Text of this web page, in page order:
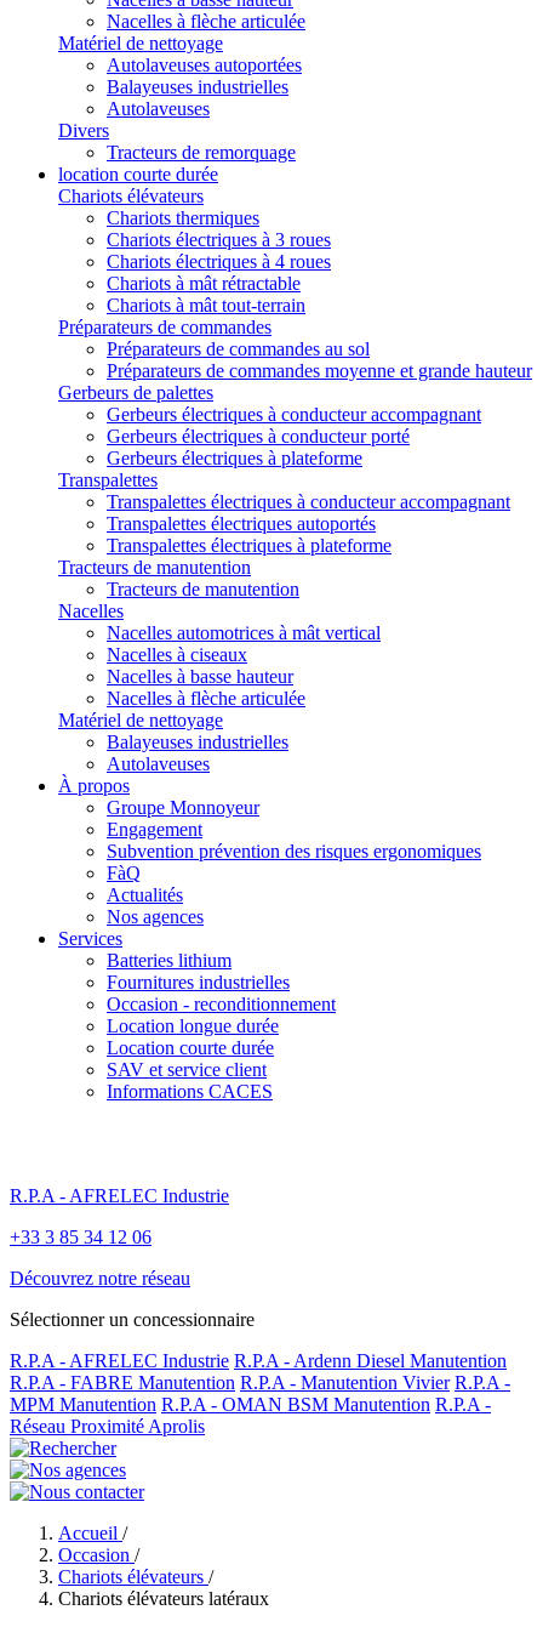
Nacelles à flèche articulée
Matériel de nettoyage
Autolaveuses autoportées
Balayeuses industrielles
Autolaveuses
Divers
Tracteurs de remorquage
location courte durée
Chariots élévateurs
Chariots thermiques
Chariots électriques à 3 roues
Chariots électriques à 4 roues
Chariots à mât rétractable
Chariots à mât tout-terrain
Préparateurs de commandes
Préparateurs de commandes au sol
Préparateurs de commandes moyenne et grande hauteur
Gerbeurs de palettes
Gerbeurs électriques à conducteur accompagnant
Gerbeurs électriques à conducteur porté
Gerbeurs électriques à plateforme
Transpalettes
Transpalettes électriques à conducteur accompagnant
Transpalettes électriques autoportés
Transpalettes électriques à plateforme
Tracteurs de manutention
Tracteurs de manutention
Nacelles
Nacelles automotrices à mât vertical
Nacelles à ciseaux
Nacelles à basse hauteur
Nacelles à flèche articulée
Matériel de nettoyage
Balayeuses industrielles
Autolaveuses
À propos
Groupe Monnoyeur
Engagement
Subvention prévention des risques ergonomiques
FàQ
Actualités
Nos agences
Services
Batteries lithium
Fournitures industrielles
Occasion - reconditionnement
Location longue durée
Location courte durée
SAV et service client
Informations CACES
R.P.A - AFRELEC Industrie
+33 3 85 34 12 06
Découvrez notre réseau
Sélectionner un concessionnaire
R.P.A - AFRELEC Industrie R.P.A - Ardenn Diesel Manutention
R.P.A - FABRE Manutention R.P.A - Manutention Vivier R.P.A -
MPM Manutention R.P.A - OMAN BSM Manutention R.P.A -
Réseau Proximité Aprolis
Accueil /
Occasion /
Chariots élévateurs /
Chariots élévateurs latéraux